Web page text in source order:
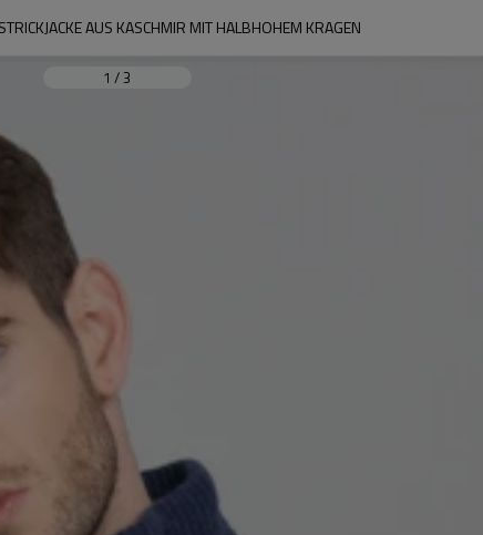
AUS KASCHMIR MIT HALBHOHEM KRAGEN
1 /3